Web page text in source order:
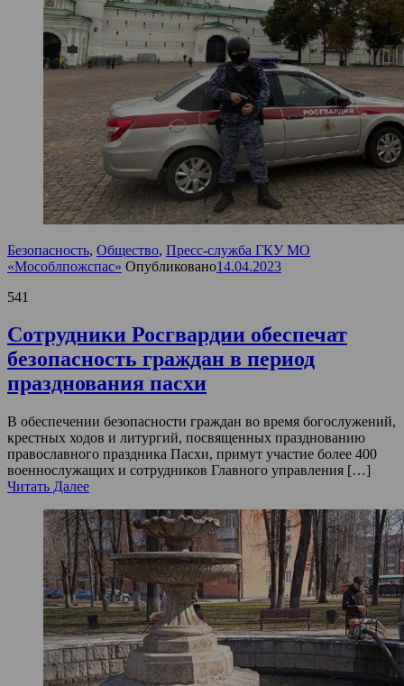
Безопасность, Общество, Пресс-служба ГКУ МО
«Мособлпожспас» Опубликовано14.04.2023
541
Сотрудники Росгвардии обеспечат
безопасность граждан в период
празднования пасхи
В обеспечении безопасности граждан во время богослужений,
крестных ходов и литургий, посвященных празднованию
православного праздника Пасхи, примут участие более 400
военнослужащих и сотрудников Главного управления […]
Читать Далее